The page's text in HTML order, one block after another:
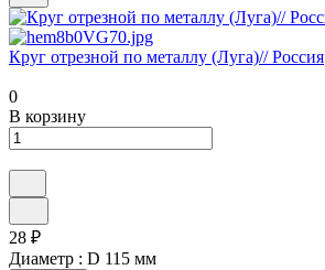
Круг отрезной по металлу (Луга)// Россия
0
В корзину
28 ₽
Диаметр : D 115 мм